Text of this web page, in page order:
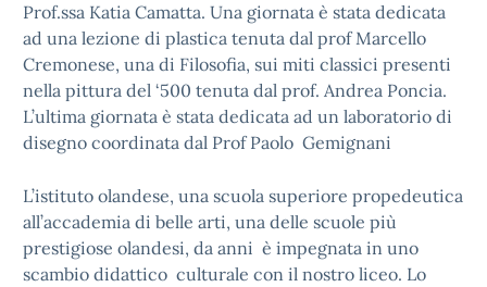
Prof.ssa Katia Camatta. Una giornata è stata dedicata
ad una lezione di plastica tenuta dal prof Marcello
Cremonese, una di Filosofia, sui miti classici presenti
nella pittura del ‘500 tenuta dal prof. Andrea Poncia.
L’ultima giornata è stata dedicata ad un laboratorio di
disegno coordinata dal Prof Paolo Gemignani
L’istituto olandese, una scuola superiore propedeutica
all’accademia di belle arti, una delle scuole più
prestigiose olandesi, da anni è impegnata in uno
scambio didattico culturale con il nostro liceo. Lo